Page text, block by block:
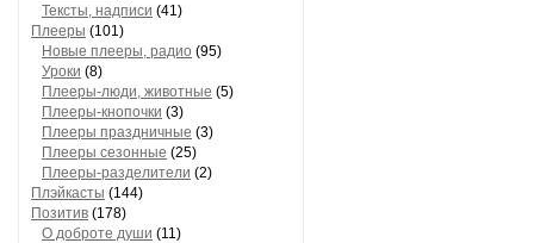
Тексты, надписи (41)
Плееры (101)
Новые плееры, радио (95)
Уроки (8)
Плееры-люди, животные (5)
Плееры-кнопочки (3)
Плееры праздничные (3)
Плееры сезонные (25)
Плееры-разделители (2)
Плэйкасты (144)
Позитив (178)
О доброте души (11)